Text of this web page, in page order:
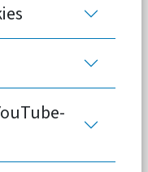
im
wir YouTube,
Browsers und als
EU verarbeitet